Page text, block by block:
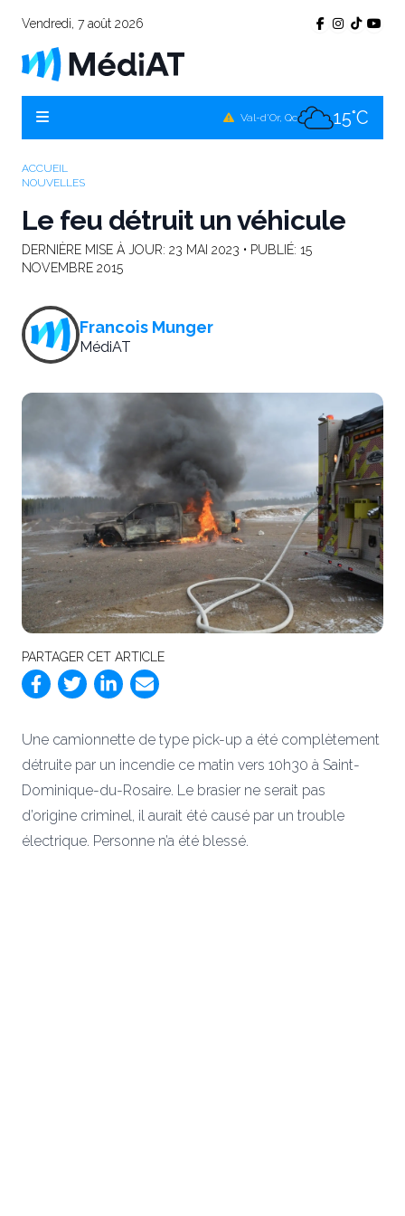
Vendredi, 7 août 2026
Val-d'Or, Qc 15°C
ACCUEIL
NOUVELLES
Le feu détruit un véhicule
DERNIÈRE MISE À JOUR: 23 MAI 2023 • PUBLIÉ: 15
NOVEMBRE 2015
Francois Munger
MédiAT
PARTAGER CET ARTICLE
Une camionnette de type pick-up a été complètement
détruite par un incendie ce matin vers 10h30 à Saint-
Dominique-du-Rosaire. Le brasier ne serait pas
d’origine criminel, il aurait été causé par un trouble
électrique. Personne n’a été blessé.